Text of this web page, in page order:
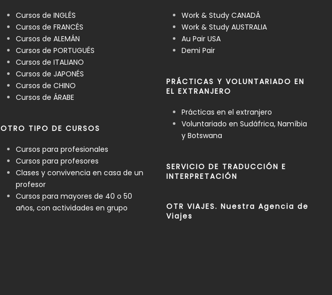
Cursos de INGLÉS
Cursos de FRANCÉS
Cursos de ALEMÁN
Cursos de PORTUGUÉS
Cursos de ITALIANO
Cursos de JAPONÉS
Cursos de CHINO
Cursos de ÁRABE
OTRO TIPO DE CURSOS
Cursos para profesionales
Cursos para profesores
Clases y convivencia en casa de un
profesor
Cursos para mayores de 40 o 50
años, con actividades en grupo
Work & Study CANADÁ
Work & Study AUSTRALIA
Au Pair USA
Demi Pair
PRÁCTICAS Y VOLUNTARIADO EN
EL EXTRANJERO
Prácticas en el extranjero
Voluntariado en Sudáfrica, Namíbia
y Botswana
SERVICIO DE TRADUCCIÓN E
INTERPRETACIÓN
OTR VIAJES. Nuestra Agencia de
Viajes